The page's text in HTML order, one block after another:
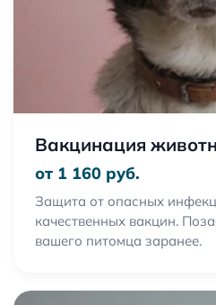
Вакцинация
от 1 160 руб.
Защита от опасных
качественных вакцин.
вашего питомца заранее.